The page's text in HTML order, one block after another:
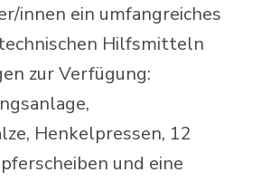
innen ein umfangreiches
Hilfsmitteln
zur Verfügung:
Henkelpressen, 12
und eine